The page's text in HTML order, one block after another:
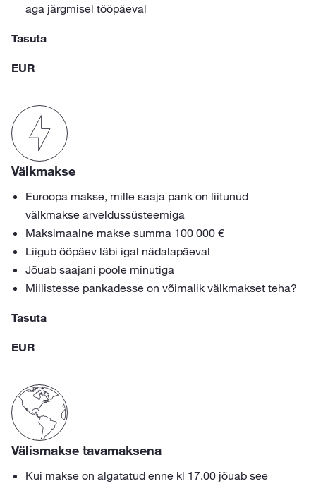
aga järgmisel tööpäeval
Tasuta
EUR
Välkmakse
Euroopa makse, mille saaja pank on liitunud
välkmakse arveldussüsteemiga
Maksimaalne makse summa 100 000 €
Liigub ööpäev läbi igal nädalapäeval
Jõuab saajani poole minutiga
Millistesse pankadesse on võimalik välkmakset teha?
Tasuta
EUR
Välismakse tavamaksena
Kui makse on algatatud enne kl 17.00 jõuab see